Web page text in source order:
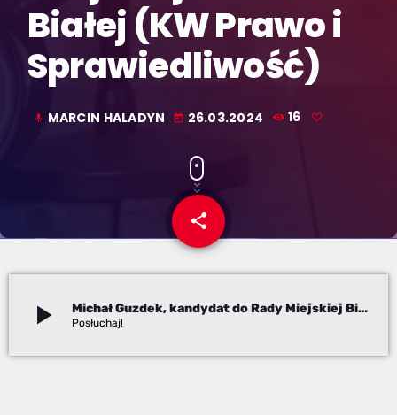
Białej (KW Prawo i
Sprawiedliwość)
mic MARCIN HALADYN today 26.03.2024 16
share
email
play_arrow Michał Guzdek, kandydat do Rady Miejskiej Bielska-Białej (KW Prawo i Sprawiedliwość)